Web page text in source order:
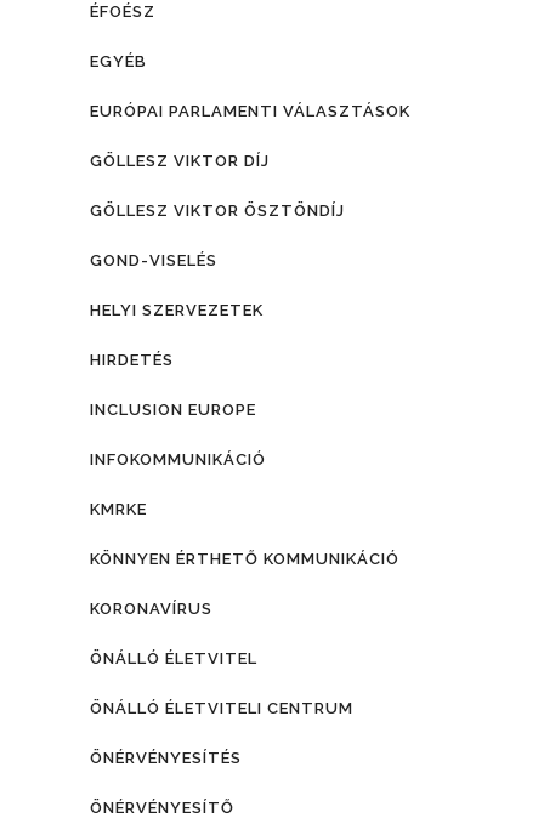
ÉFOÉSZ
EGYÉB
EURÓPAI PARLAMENTI VÁLASZTÁSOK
GÖLLESZ VIKTOR DÍJ
GÖLLESZ VIKTOR ÖSZTÖNDÍJ
GOND-VISELÉS
HELYI SZERVEZETEK
HIRDETÉS
INCLUSION EUROPE
INFOKOMMUNIKÁCIÓ
KMRKE
KÖNNYEN ÉRTHETŐ KOMMUNIKÁCIÓ
KORONAVÍRUS
ÖNÁLLÓ ÉLETVITEL
ÖNÁLLÓ ÉLETVITELI CENTRUM
ÖNÉRVÉNYESÍTÉS
ÖNÉRVÉNYESÍTŐ